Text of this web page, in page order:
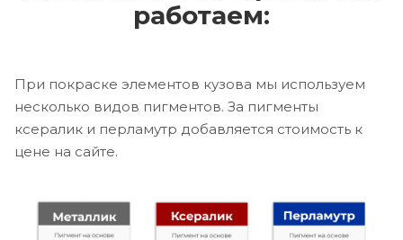
работаем:
При покраске элементов кузова мы используем
несколько видов пигментов. За пигменты
ксералик и перламутр добавляется стоимость к
цене на сайте.